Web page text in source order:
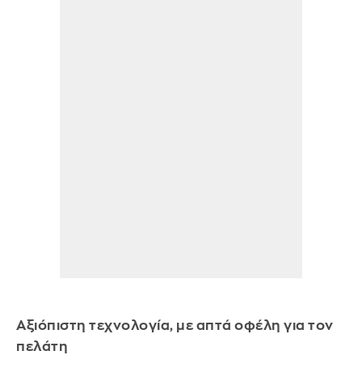
Αξιόπιστη τεχνολογία, με απτά οφέλη για τον
πελάτη